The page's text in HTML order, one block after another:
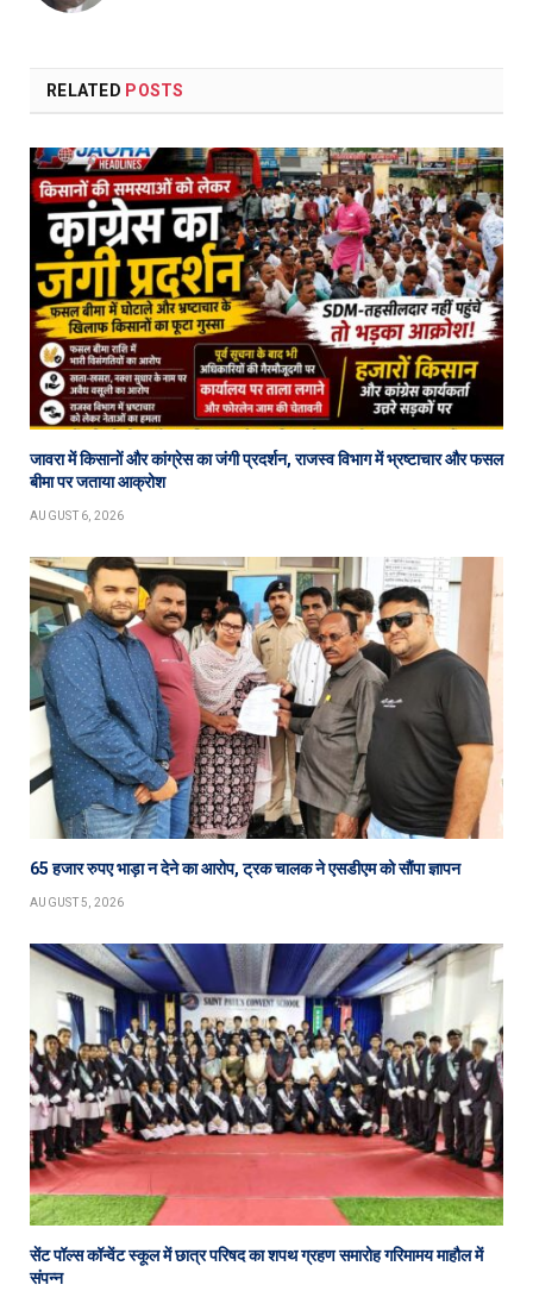
RELATED POSTS
जावरा में किसानों और कांग्रेस का जंगी प्रदर्शन, राजस्व विभाग में भ्रष्टाचार और फसल
बीमा पर जताया आक्रोश
AUGUST 6, 2026
65 हजार रुपए भाड़ा न देने का आरोप, ट्रक चालक ने एसडीएम को सौंपा ज्ञापन
AUGUST 5, 2026
सेंट पॉल्स कॉन्वेंट स्कूल में छात्र परिषद का शपथ ग्रहण समारोह गरिमामय माहौल में
संपन्न